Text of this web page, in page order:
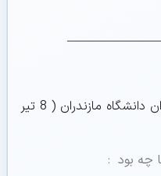
: کارشناسی عمران دانشگاه مازندران ( 8 تیر
چه بود :